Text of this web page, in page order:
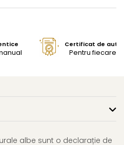
Certificat de
Pentru fiecare
albe sunt o declarație de